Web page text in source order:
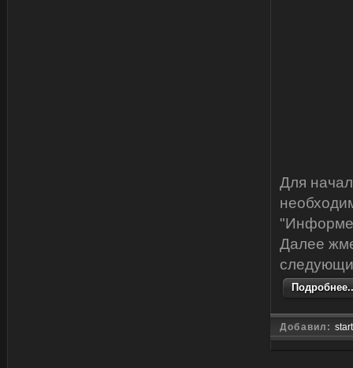
Для
Далее
Добавил: